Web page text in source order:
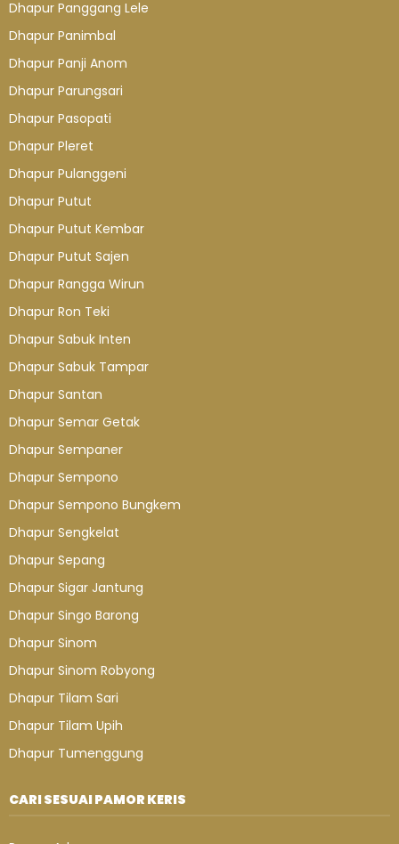
Dhapur Panggang Lele
Dhapur Panimbal
Dhapur Panji Anom
Dhapur Parungsari
Dhapur Pasopati
Dhapur Pleret
Dhapur Pulanggeni
Dhapur Putut
Dhapur Putut Kembar
Dhapur Putut Sajen
Dhapur Rangga Wirun
Dhapur Ron Teki
Dhapur Sabuk Inten
Dhapur Sabuk Tampar
Dhapur Santan
Dhapur Semar Getak
Dhapur Sempaner
Dhapur Sempono
Dhapur Sempono Bungkem
Dhapur Sengkelat
Dhapur Sepang
Dhapur Sigar Jantung
Dhapur Singo Barong
Dhapur Sinom
Dhapur Sinom Robyong
Dhapur Tilam Sari
Dhapur Tilam Upih
Dhapur Tumenggung
CARI SESUAI PAMOR KERIS